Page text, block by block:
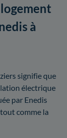
à
signifie que
électrique
par Enedis
comme la